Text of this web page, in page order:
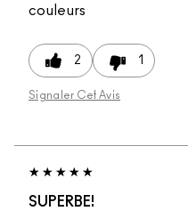
couleurs
2 1
Signaler Cet Avis
SUPERBE!